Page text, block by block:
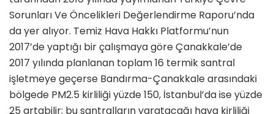
Sorunları Ve Öncelikleri Değerlendirme Raporu’nda
da yer alıyor. Temiz Hava Hakkı Platformu’nun
2017’de yaptığı bir çalışmaya göre Çanakkale’de
2017 yılında planlanan toplam 16 termik santral
işletmeye geçerse Bandırma-Çanakkale arasındaki
bölgede PM​2.5 kirliliği yüzde 150, İstanbul’da ise yüzde
25 artabilir; bu santralların yaratacağı hava kirliliği